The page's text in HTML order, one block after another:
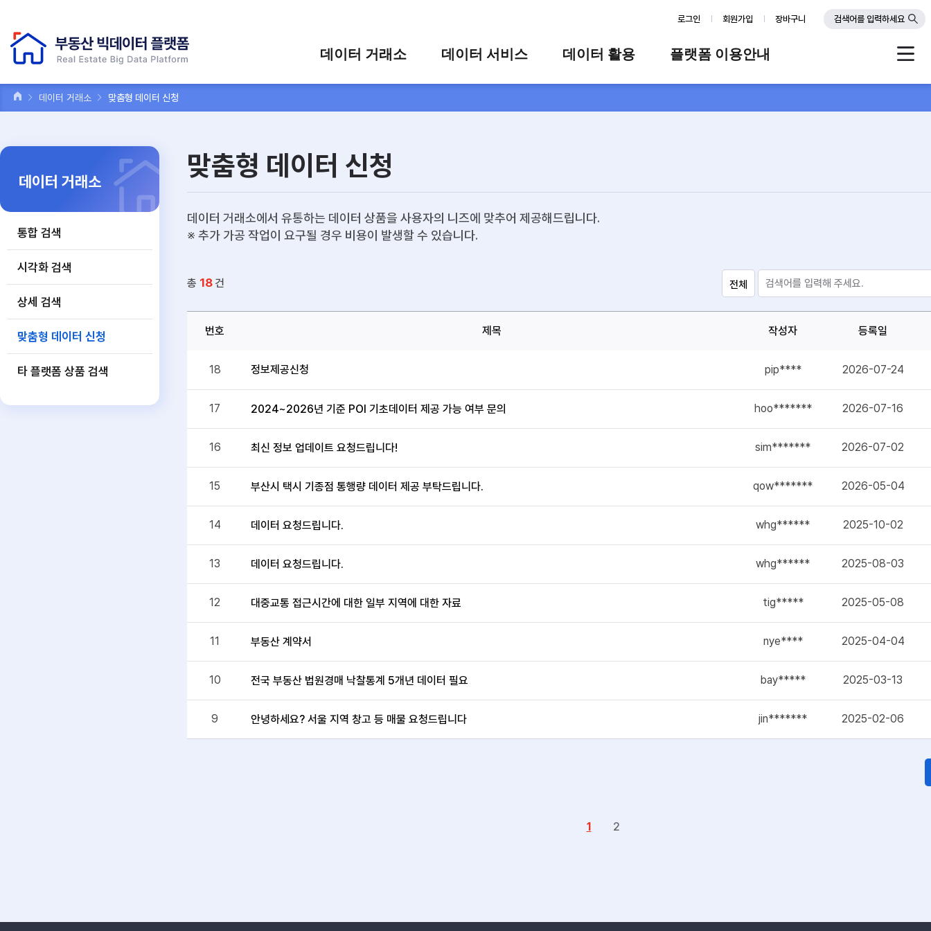
로그인 회원가입 장바구니 검색어를 입력하세요
데이터 거래소
상세 검색
맞춤형 데이터 신청
타 플랫폼 상품 검색
데이터 서비스 데이터 활용 플랫폼 이용안내
Q&A
데이터 거래소 맞춤형 데이터 신청
데이터 거래소
통합 검색
시각화 검색
상세 검색
맞춤형 데이터 신청
타 플랫폼 상품 검색
맞춤형 데이터 신청
데이터 거래소에서 유통하는 데이터 상품을 사용자의 니즈에 맞추어 제공해드립니다.
※ 추가 가공 작업이 요구될 경우 비용이 발생할 수 있습니다.
총 18 건
번호 제목 작성자 등록일
18 정보제공신청 pip**** 2026-07-24
17 2024~2026년 기준 POI 기초데이터 제공 가능 여부 문의 hoo******* 2026-07-16
16 최신 정보 업데이트 요청드립니다! sim******* 2026-07-02
15 부산시 택시 기종점 통행량 데이터 제공 부탁드립니다. qow******* 2026-05-04
14 데이터 요청드립니다. whg****** 2025-10-02
13 데이터 요청드립니다. whg****** 2025-08-03
12 대중교통 접근시간에 대한 일부 지역에 대한 자료 tig***** 2025-05-08
11 부동산 계약서 nye**** 2025-04-04
10 전국 부동산 법원경매 낙찰통계 5개년 데이터 필요 bay***** 2025-03-13
9 안녕하세요? 서울 지역 창고 등 매물 요청드립니다 jin******* 2025-02-06
1 2